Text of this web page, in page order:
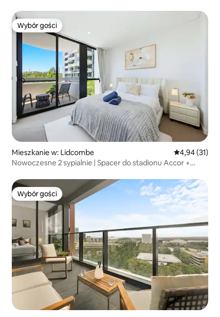
Wybór gości
Wybór gości
Mieszkanie w: Lidcombe Średnia
4,94 (31)
Nowoczesne 2 sypialnie | Spacer do stadionu Accor +
Wybór gości
Wybór gości